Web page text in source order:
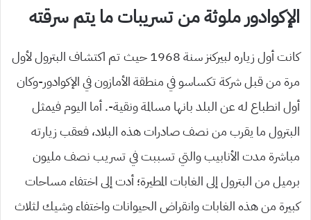
الإكوادور ملوثة من تسريبات ما يتم سرقته
كانت أول زياره لبيركنز سنة 1968 حيث تم اكتشاف البترول لأول
مرة من قبل شركة تكساسو في منطقة الأمازون في الإكوادور-وكان
أول انطباع له عن البلد بانها مسالمة ونقية-. أما اليوم فيمثل
البترول ما يقرب من نصف صادرات هذه البلاد، فعقب زيارته
مباشرة مدت الأنابيب والتي تسببت في تسريب نصف مليون
برميل من البترول إلى الغابات المطيرة؛ أدت إلى اختفاء مساحات
كبيرة من هذه الغابات وانقراض الحيوانات واختفاء وشيك لثلاث